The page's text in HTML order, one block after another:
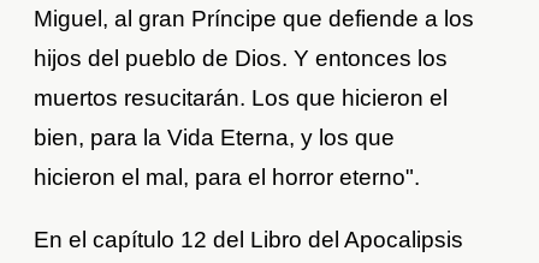
Miguel, al gran Príncipe que defiende a los
hijos del pueblo de Dios. Y entonces los
muertos resucitarán. Los que hicieron el
bien, para la Vida Eterna, y los que
hicieron el mal, para el horror eterno".
En el capítulo 12 del Libro del Apocalipsis